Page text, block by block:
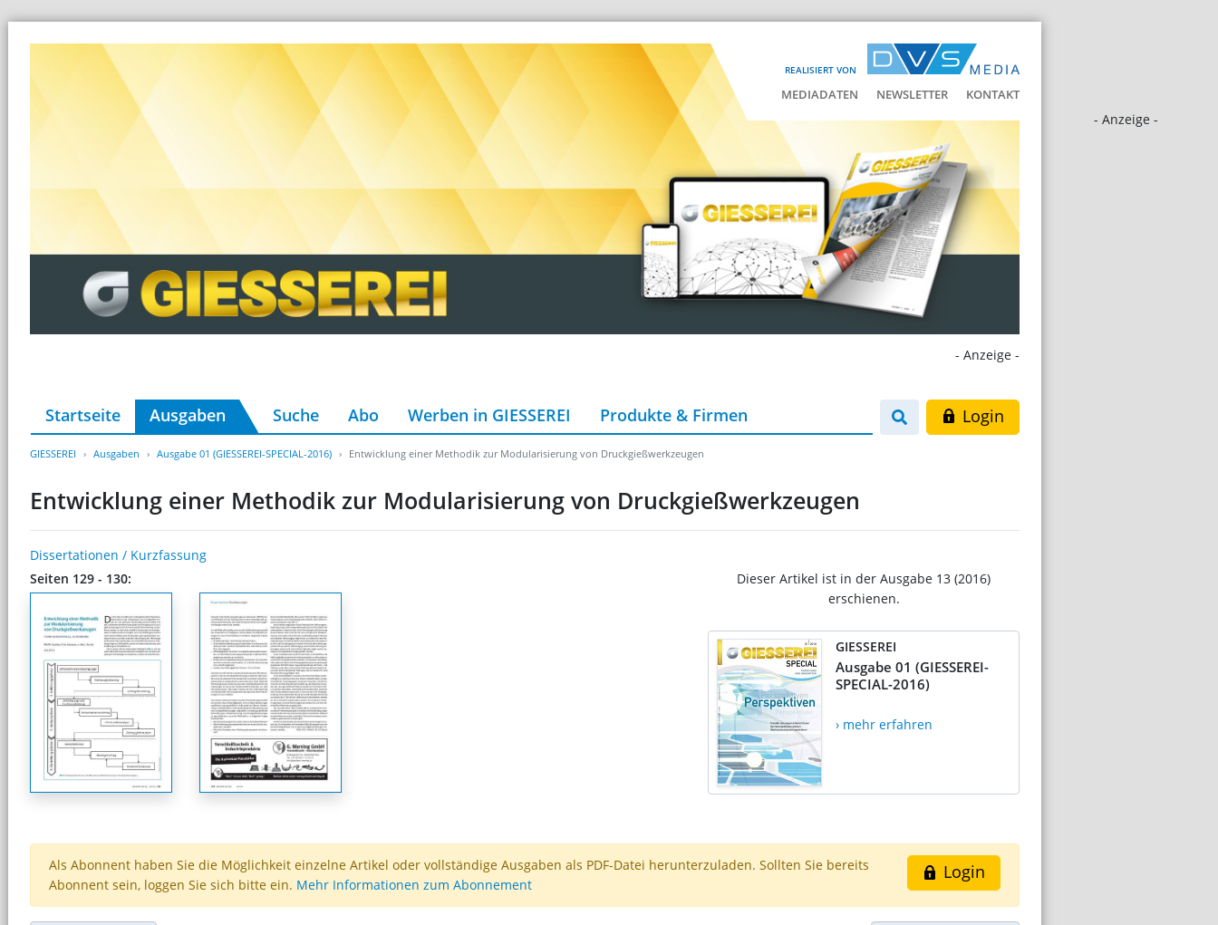
REALISIERT VON
MEDIADATEN NEWSLETTER KONTAKT
- Anzeige -
- Anzeige -
Startseite Ausgaben Suche Abo Werben in GIESSEREI Produkte & Firmen Login
GIESSEREI Ausgaben Ausgabe 01 (GIESSEREI-SPECIAL-2016) Entwicklung einer Methodik zur Modularisierung von Druckgießwerkzeugen
Entwicklung einer Methodik zur Modularisierung von Druckgießwerkzeugen
Dissertationen / Kurzfassung
Seiten 129 - 130:
Dieser Artikel ist in der Ausgabe 13 (2016)
erschienen.
GIESSEREI
Ausgabe 01 (GIESSEREI-
SPECIAL-2016)
› mehr erfahren
Login
Als Abonnent haben Sie die Möglichkeit einzelne Artikel oder vollständige Ausgaben als PDF-Datei herunterzuladen. Sollten Sie bereits
Abonnent sein, loggen Sie sich bitte ein. Mehr Informationen zum Abonnement